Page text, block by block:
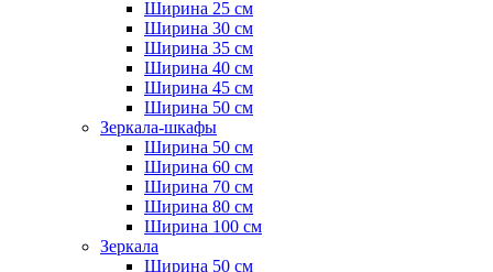
Ширина 25 см
Ширина 30 см
Ширина 35 см
Ширина 40 см
Ширина 45 см
Ширина 50 см
Зеркала-шкафы
Ширина 50 см
Ширина 60 см
Ширина 70 см
Ширина 80 см
Ширина 100 см
Зеркала
Ширина 50 см